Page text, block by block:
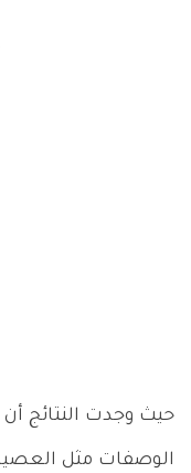
حيث وجدت النتائج
الوصفات مثل